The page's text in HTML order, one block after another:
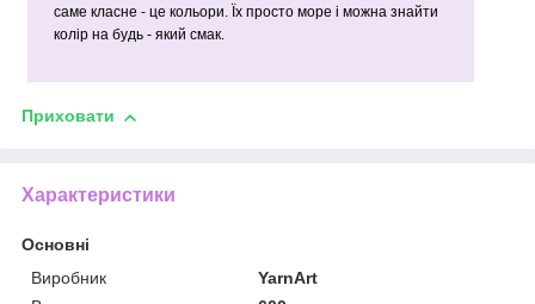
саме класне - це кольори. Їх просто море і можна знайти
колір на будь - який смак.
Приховати
Характеристики
Основні
Виробник
YarnArt